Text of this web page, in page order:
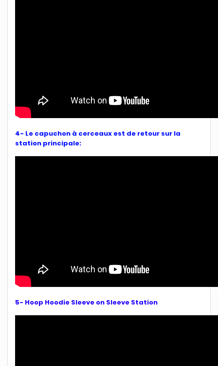
4- Le capuchon à cerceaux est de retour sur la
station principale:
5- Hoop Hoodie Sleeve on Sleeve Station